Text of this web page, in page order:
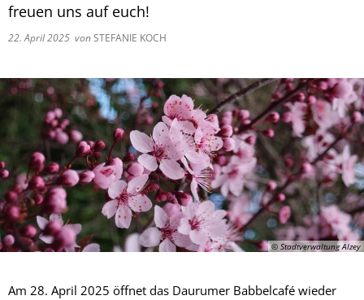
freuen uns auf euch!
22. April 2025 vonSTEFANIE KOCH
© Stadtverwaltung Alzey
Am 28. April 2025 öffnet das Daurumer Babbelcafé wieder